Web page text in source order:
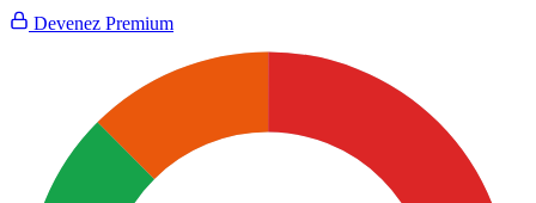
Devenez Premium